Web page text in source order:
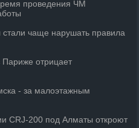
проведения ЧМ
чаще нарушать правила
Париже отрицает
- за малоэтажным
CRJ-200 под Алматы откроют